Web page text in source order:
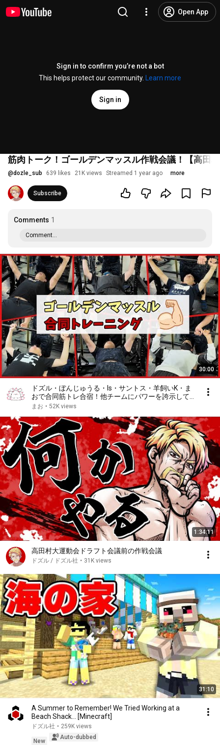
Open App
Sign in to confirm you’re not a bot
This helps protect our community.
Learn more
Sign in
筋肉トーク！ゴールデンマッスル作戦会議！【高田
@dozle_sub 639 likes 21K views Streamed 1 year ago more
Subscribe
Comments 1
Comment...
30:00
ドズル・ぼんじゅうる・Is・サントス・羊飼いK・ま
おで合同筋トレ合宿！他チームにパワーを誇示してい
く動画【ゴールデンマッスル】#高田村大運動会
まお • 52K views
1:34:11
高田村大運動会ドラフト会議前の作戦会議
ドズル / ドズル社 • 31K views
31:10
A Summer to Remember! We Tried Working at a
Beach Shack... [Minecraft]
ドズル社 • 259K views
New
Auto-dubbed